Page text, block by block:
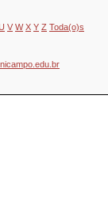
V W X Y Z Toda(o)s